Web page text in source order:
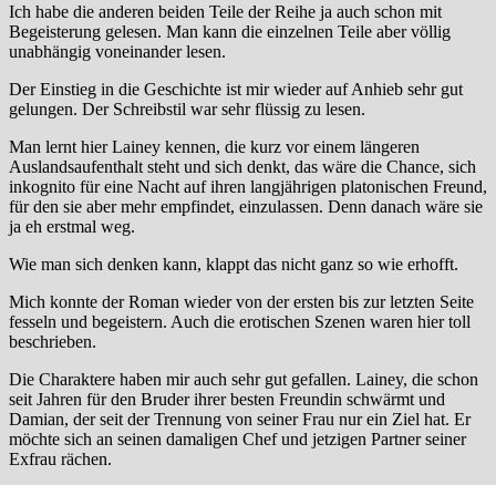
Ich habe die anderen beiden Teile der Reihe ja auch schon mit
Begeisterung gelesen. Man kann die einzelnen Teile aber völlig
unabhängig voneinander lesen.
Der Einstieg in die Geschichte ist mir wieder auf Anhieb sehr gut
gelungen. Der Schreibstil war sehr flüssig zu lesen.
Man lernt hier Lainey kennen, die kurz vor einem längeren
Auslandsaufenthalt steht und sich denkt, das wäre die Chance, sich
inkognito für eine Nacht auf ihren langjährigen platonischen Freund,
für den sie aber mehr empfindet, einzulassen. Denn danach wäre sie
ja eh erstmal weg.
Wie man sich denken kann, klappt das nicht ganz so wie erhofft.
Mich konnte der Roman wieder von der ersten bis zur letzten Seite
fesseln und begeistern. Auch die erotischen Szenen waren hier toll
beschrieben.
Die Charaktere haben mir auch sehr gut gefallen. Lainey, die schon
seit Jahren für den Bruder ihrer besten Freundin schwärmt und
Damian, der seit der Trennung von seiner Frau nur ein Ziel hat. Er
möchte sich an seinen damaligen Chef und jetzigen Partner seiner
Exfrau rächen.